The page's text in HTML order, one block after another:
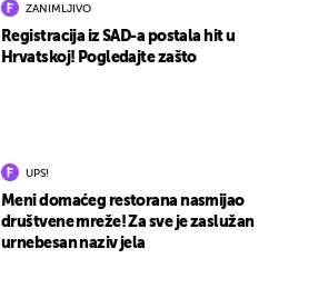
ZANIMLJIVO
Registracija iz SAD-a postala hit u
Hrvatskoj! Pogledajte zašto
UPS!
Meni domaćeg restorana nasmijao
društvene mreže! Za sve je zaslužan
urnebesan naziv jela